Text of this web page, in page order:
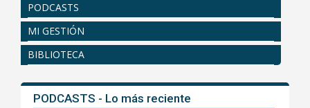
PODCASTS
MI GESTIÓN
BIBLIOTECA
PODCASTS - Lo más reciente